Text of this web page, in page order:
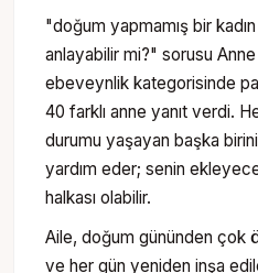
"doğum yapmamış bir
anlayabilir mi?" sorusu
ebeveynlik kategorisinde
40 farklı anne yanıt verdi.
durumu yaşayan başka
yardım eder; senin
halkası olabilir.
Aile, doğum gününden çok
ve her gün yeniden inşa